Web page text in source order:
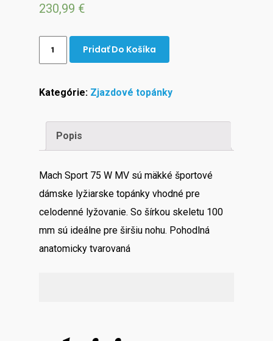
230,99 €
TECNICA
MACH
75
množstvo
Pridať Do Košíka
Kategórie: Zjazdové topánky
Popis
Mach Sport 75 W MV sú mäkké športové
dámske lyžiarske topánky vhodné pre
celodenné lyžovanie. So šírkou skeletu 100
mm sú ideálne pre širšiu nohu. Pohodlná
anatomicky tvarovaná